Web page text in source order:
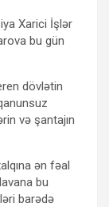
Xarici İşlər
bu gün
dövlətin
və şantajın
ən fəal
bu
barədə